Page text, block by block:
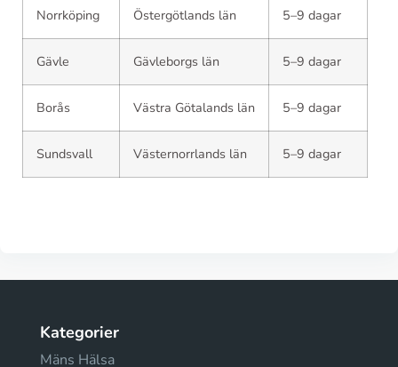
Norrköping Östergötlands län 5–9 dagar
Gävle Gävleborgs län 5–9 dagar
Borås Västra Götalands län 5–9 dagar
Sundsvall Västernorrlands län 5–9 dagar
Kategorier
Mäns Hälsa